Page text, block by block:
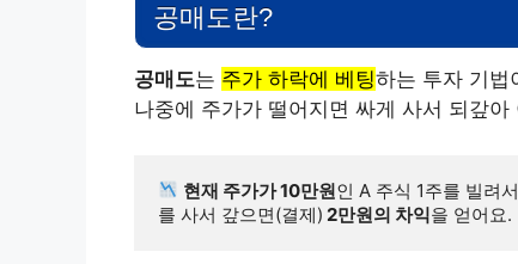
공매도란?
공매도는 주가 하락에 베팅하는 투자 기법
나중에 주가가 떨어지면 싸게 사서 되갚아
현재 주가가 10만원인 A 주식 1주를 빌려
를 사서 갚으면(결제) 2만원의 차익을 얻어요.